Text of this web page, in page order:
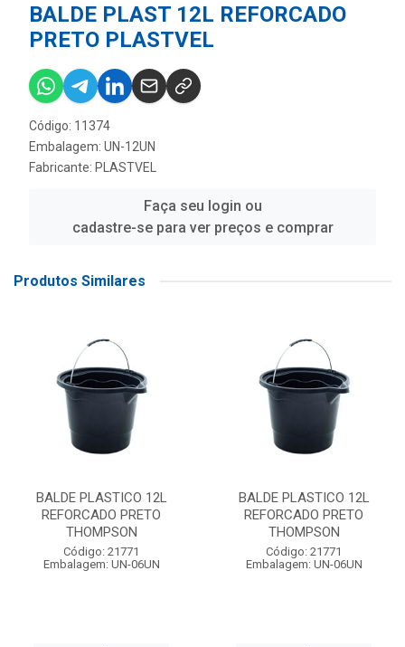
BALDE PLAST 12L REFORCADO
PRETO PLASTVEL
Código: 11374
Embalagem: UN-12UN
Fabricante: PLASTVEL
Faça seu login ou
cadastre-se para ver preços e comprar
Produtos Similares
BALDE PLASTICO 12L
REFORCADO PRETO
THOMPSON
Código: 21771
Embalagem: UN-06UN
BALDE PLASTICO 12L
REFORCADO PRETO
THOMPSON
Código: 21771
Embalagem: UN-06UN